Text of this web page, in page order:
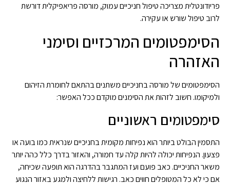
פריודונטלית מצריכה טיפול חניכיים עמוק, מורסה פריאפיקלית דורשת
לרוב טיפול שורש או עקירה.
הסימפטומים המרכזיים וסימני
האזהרה
הסימפטומים של מורסה בחניכיים משתנים בהתאם לחומרת הזיהום
ולמיקומו. חשוב לזהות את הסימנים מוקדם ככל האפשר:
סימפטומים ראשוניים
התסמין הבולט ביותר הוא נפיחות מקומית בחניכיים שנראית כמו בועה או
פצעון. הנפיחות יכולה להיות קלה עד חמורה, והאזור בדרך כלל כהה יותר
משאר החניכיים. כאב פועם ועז המתגבר בהדרגה הוא תופעה שכיחה,
אם כי לא כל המטופלים חווים כאב. רגישות ללחיצה ולמגע באזור הנגוע